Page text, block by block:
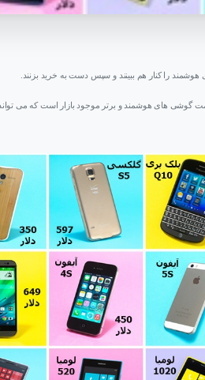
را کنار هم ببینند و سپس دست به خرید بزنند.
گوشی های هوشمند و برتر موجود بازار است که می تواند